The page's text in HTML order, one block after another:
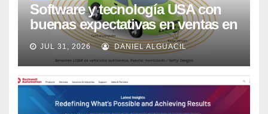
Software y tecnología USA con
buenas expectativas en ventas en
los próximos 2 años, según
Market Watch
JUL 31, 2026 DANIEL ALGUACIL